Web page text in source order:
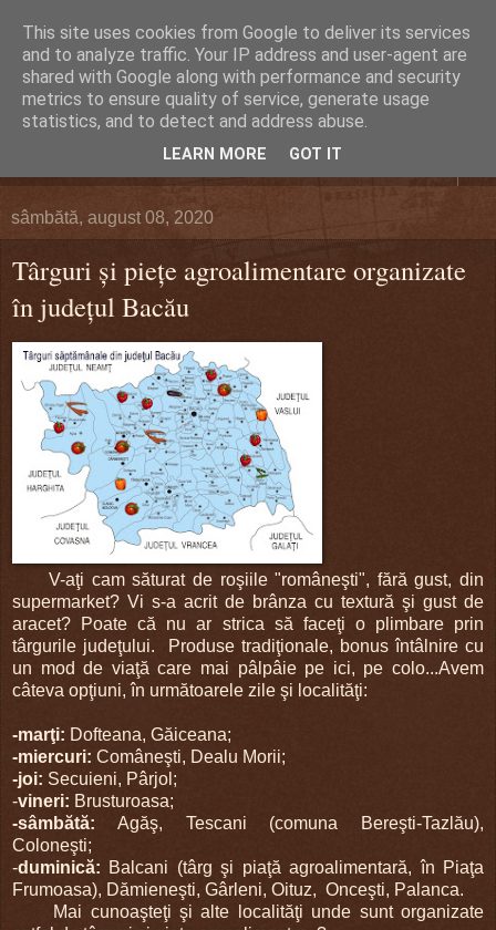
DEFERLĂRI
Despre şi pentru Bacău. Totul la obiect.
sâmbătă, august 08, 2020
Târguri şi pieţe agroalimentare organizate
în judeţul Bacău
V-aţi cam săturat de roşiile "româneşti", fără gust, din
supermarket? Vi s-a acrit de brânza cu textură şi gust de
aracet? Poate că nu ar strica să faceţi o plimbare prin
târgurile judeţului. Produse tradiţionale, bonus întâlnire cu
un mod de viaţă care mai pâlpâie pe ici, pe colo...Avem
câteva opţiuni, în următoarele zile şi localităţi:
-marţi: Dofteana, Găiceana;
-miercuri: Comâneşti, Dealu Morii;
-joi: Secuieni, Pârjol;
-vineri: Brusturoasa;
-sâmbătă: Agăş, Tescani (comuna Bereşti-Tazlău),
Coloneşti;
-duminică: Balcani (târg şi piaţă agroalimentară, în Piaţa
Frumoasa), Dămieneşti, Gârleni, Oituz, Onceşti, Palanca.
Mai cunoaşteţi şi alte localităţi unde sunt organizate
This site uses cookies from Google to deliver its services
and to analyze traffic. Your IP address and user-agent are
shared with Google along with performance and security
metrics to ensure quality of service, generate usage
statistics, and to detect and address abuse.
LEARN MORE GOT IT